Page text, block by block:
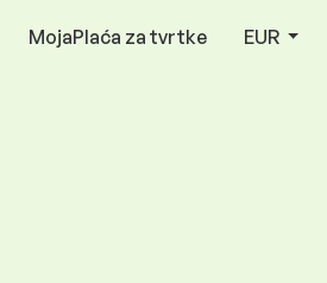
MojaPlaća za tvrtke EUR